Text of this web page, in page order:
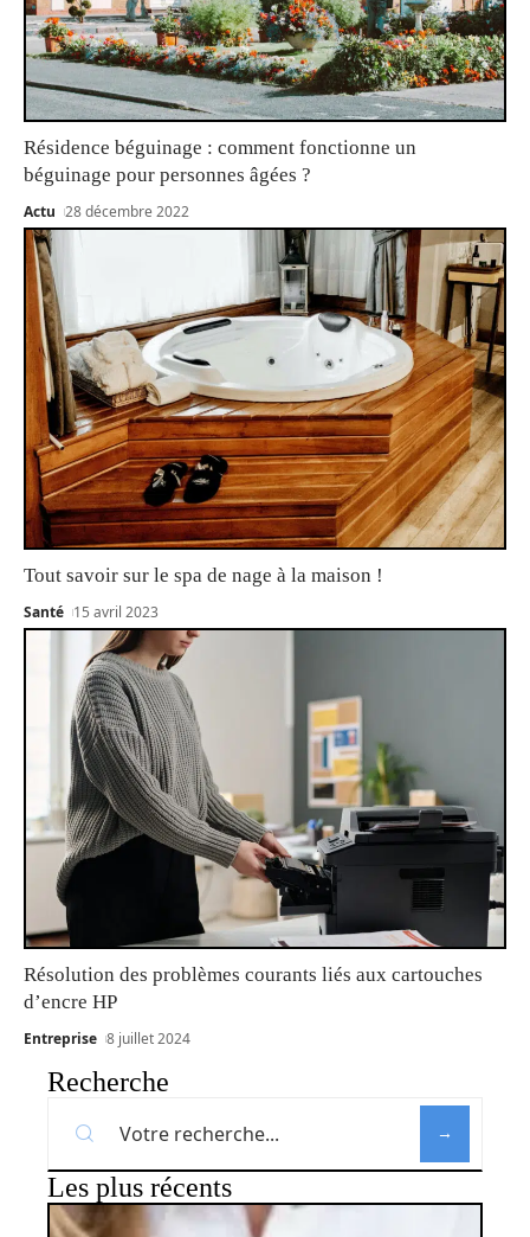
Résidence béguinage : comment fonctionne un
béguinage pour personnes âgées ?
Actu 28 décembre 2022
Tout savoir sur le spa de nage à la maison !
Santé 15 avril 2023
Résolution des problèmes courants liés aux cartouches
d’encre HP
Entreprise 8 juillet 2024
Recherche
Les plus récents